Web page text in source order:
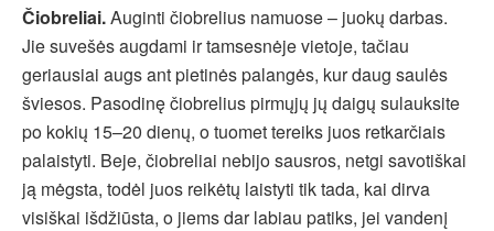
Čiobreliai.Auginti čiobrelius namuose – juokų darbas.
Jie suvešės augdami ir tamsesnėje vietoje, tačiau
geriausiai augs ant pietinės palangės, kur daug saulės
šviesos. Pasodinę čiobrelius pirmųjų jų daigų sulauksite
po kokių 15–20 dienų, o tuomet tereiks juos retkarčiais
palaistyti. Beje, čiobreliai nebijo sausros, netgi savotiškai
ją mėgsta, todėl juos reikėtų laistyti tik tada, kai dirva
visiškai išdžiūsta, o jiems dar labiau patiks, jei vandenį